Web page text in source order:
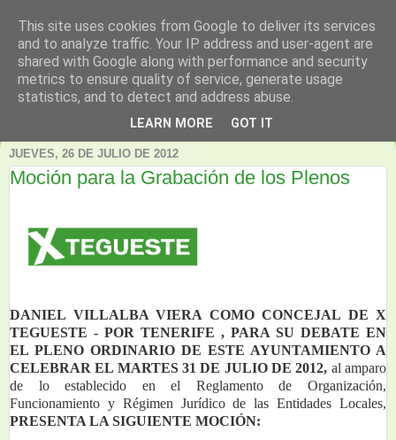
JUEVES, 26 DE JULIO DE 2012
Moción para la Grabación de los Plenos
DANIEL VILLALBA VIERA COMO CONCEJAL DE X
TEGUESTE - POR TENERIFE , PARA SU DEBATE EN
EL PLENO ORDINARIO DE ESTE AYUNTAMIENTO A
CELEBRAR EL MARTES 31 DE JULIO DE 2012, al amparo
de lo establecido en el Reglamento de Organización,
Funcionamiento y Régimen Jurídico de las Entidades Locales,
PRESENTA LA SIGUIENTE MOCIÓN:
This site uses cookies from Google to deliver its services
and to analyze traffic. Your IP address and user-agent are
shared with Google along with performance and security
metrics to ensure quality of service, generate usage
statistics, and to detect and address abuse.
LEARN MORE GOT IT